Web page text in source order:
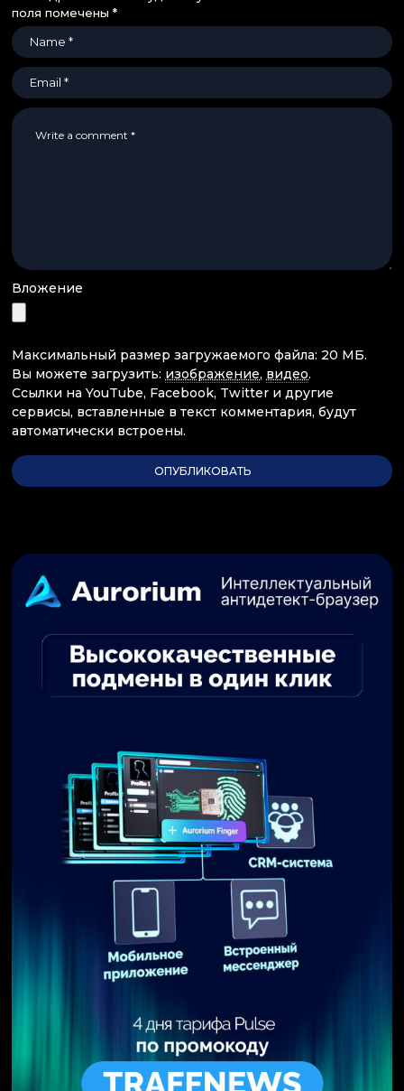
поля помечены *
Вложение
Максимальный размер загружаемого файла: 20 МБ.
Вы можете загрузить: изображение, видео.
Ссылки на YouTube, Facebook, Twitter и другие
сервисы, вставленные в текст комментария, будут
автоматически встроены.